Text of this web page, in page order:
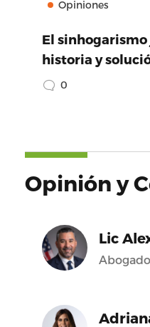
Opiniones
El
historia y
0
Opinión y
Lic
Abogado